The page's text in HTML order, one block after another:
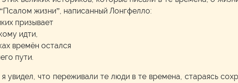
жизни”, написанный Лонгфелло:
призывает
идти,
времён остался
пути.
я увидел, что переживали те люди в те времена, стараясь